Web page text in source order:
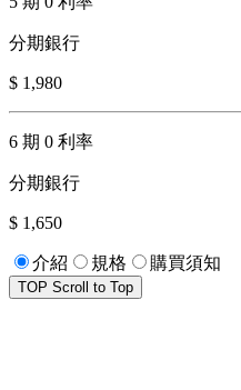
分期銀行
$ 1,980
6 期 0 利率
分期銀行
$ 1,650
介紹 規格 購買須知
TOP Scroll to Top